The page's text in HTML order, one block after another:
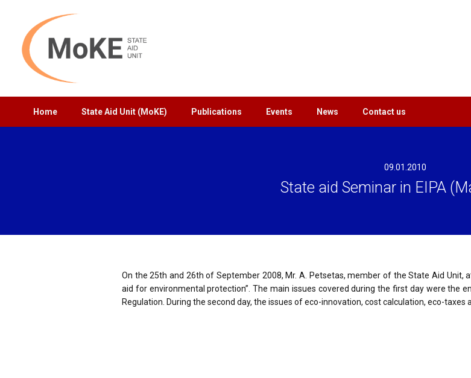
Home State Aid Unit (MoKE) Publications Events News Contact us
09.01.2010
State aid Seminar in EIPA
On the 25th and 26th of September 2008, Mr. A. Petsetas, member of the State Aid Unit,
aid for environmental protection”. The main issues covered during the first day were the
Regulation. During the second day, the issues of eco-innovation, cost calculation, eco-